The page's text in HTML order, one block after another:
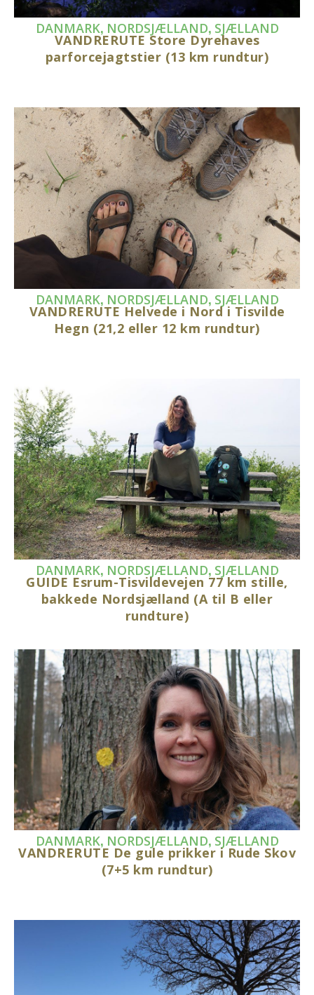
DANMARK, NORDSJÆLLAND, SJÆLLAND
VANDRERUTE Store Dyrehaves
parforcejagtstier (13 km rundtur)
DANMARK, NORDSJÆLLAND, SJÆLLAND
VANDRERUTE Helvede i Nord i Tisvilde
Hegn (21,2 eller 12 km rundtur)
DANMARK, NORDSJÆLLAND, SJÆLLAND
GUIDE Esrum-Tisvildevejen 77 km stille,
bakkede Nordsjælland (A til B eller
rundture)
DANMARK, NORDSJÆLLAND, SJÆLLAND
VANDRERUTE De gule prikker i Rude Skov
(7+5 km rundtur)